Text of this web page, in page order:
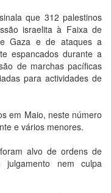
que 312 palestinos
israelita à Faixa de
Gaza e de ataques a
espancados durante a
de marchas pacíficas
para actividades de
em Maio, neste número
e vários menores.
alvo de ordens de
julgamento nem culpa